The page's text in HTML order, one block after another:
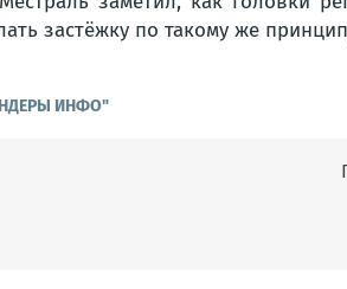
застёжку по такому же
ИНФО"